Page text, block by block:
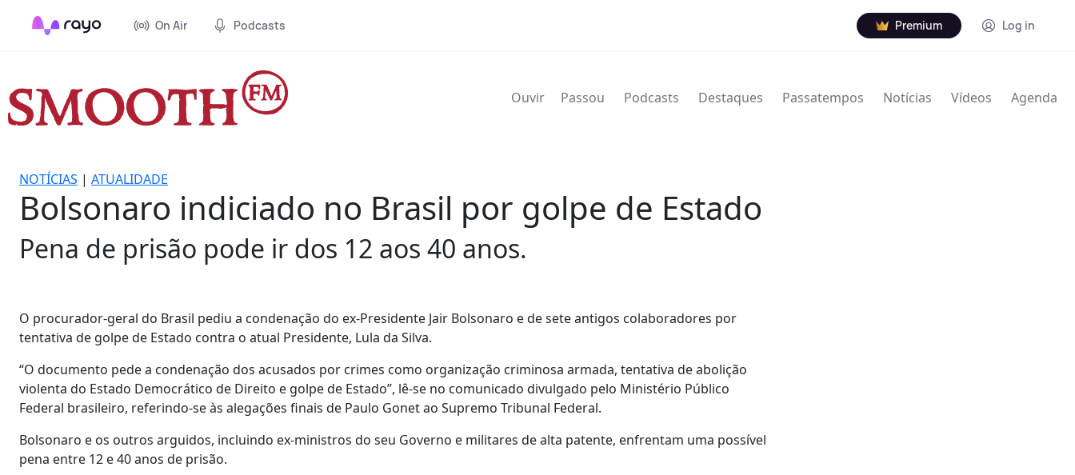
On Air Podcasts Premium Log in
Ouvir Passou Podcasts Destaques Passatempos Notícias Vídeos Agenda
NOTÍCIAS | ATUALIDADE
Bolsonaro indiciado no Brasil por golpe de Estado
Pena de prisão pode ir dos 12 aos 40 anos.
O procurador-geral do Brasil pediu a condenação do ex-Presidente Jair Bolsonaro e de sete antigos colaboradores por
tentativa de golpe de Estado contra o atual Presidente, Lula da Silva.
“O documento pede a condenação dos acusados por crimes como organização criminosa armada, tentativa de abolição
violenta do Estado Democrático de Direito e golpe de Estado”, lê-se no comunicado divulgado pelo Ministério Público
Federal brasileiro, referindo-se às alegações finais de Paulo Gonet ao Supremo Tribunal Federal.
Bolsonaro e os outros arguidos, incluindo ex-ministros do seu Governo e militares de alta patente, enfrentam uma possível
pena entre 12 e 40 anos de prisão.